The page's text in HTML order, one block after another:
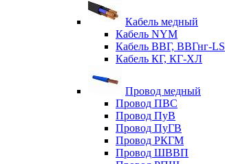
Кабель медный
Кабель NYM
Кабель ВВГ, ВВГнг-LS
Кабель КГ, КГ-ХЛ
Провод медный
Провод ПВС
Провод ПуВ
Провод ПуГВ
Провод РКГМ
Провод ШВВП